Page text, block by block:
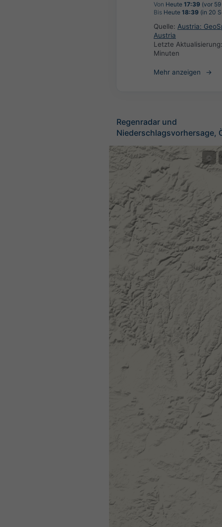
Von Heute 17:39 (vor
Bis Heute 18:39 (in 20
Quelle: Austria:
Austria
Letzte
Minuten
Mehr anzeigen
Regenradar und
Niederschlagsvorhersage,
©